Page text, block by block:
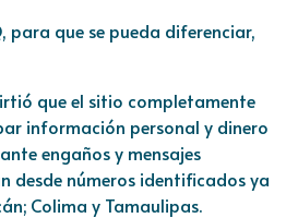
para que se pueda diferenciar,
que el sitio completamente
información personal y dinero
engaños y mensajes
desde números identificados ya
Colima y Tamaulipas.